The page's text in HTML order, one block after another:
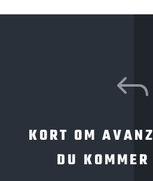
J
KORT OM
DU